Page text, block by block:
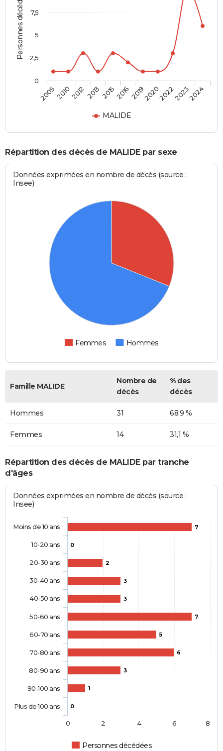
Personnes décédées
MALIDE
20052010201220132015201620192020202220232024
0
2,5
5
7,5
Répartition des décès de MALIDE par sexe
Données exprimées en nombre de décès (source :
Insee)
Femmes Hommes
Famille MALIDE
Nombre de
décès
% des
décès
Hommes 31 68,9 %
Femmes 14 31,1 %
Répartition des décès de MALIDE par tranche
d'âges
Données exprimées en nombre de décès (source :
Insee)
7
0
2
3
3
7
5
6
3
1
0
Personnes décédées
Moins de 10 ans
10-20 ans
20-30 ans
30-40 ans
40-50 ans
50-60 ans
60-70 ans
70-80 ans
80-90 ans
90-100 ans
Plus de 100 ans
0 2 4 6 8